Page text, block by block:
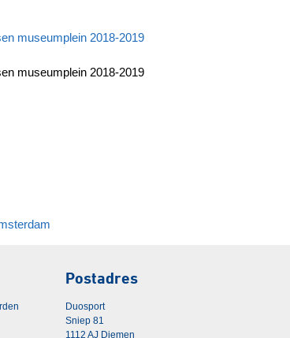
museumplein 2018-2019
museumplein 2018-2019
Postadres
Duosport
Sniep 81
1112 AJ Diemen